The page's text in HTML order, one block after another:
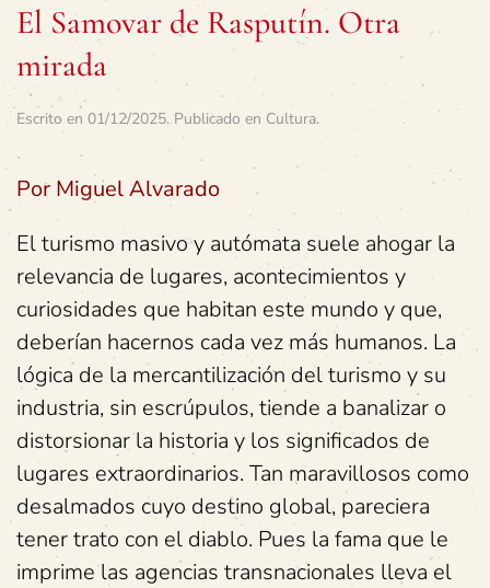
El Samovar de Rasputín. Otra
mirada
Escrito en 01/12/2025. Publicado en Cultura.
Por Miguel Alvarado
El turismo masivo y autómata suele ahogar la
relevancia de lugares, acontecimientos y
curiosidades que habitan este mundo y que,
deberían hacernos cada vez más humanos. La
lógica de la mercantilización del turismo y su
industria, sin escrúpulos, tiende a banalizar o
distorsionar la historia y los significados de
lugares extraordinarios. Tan maravillosos como
desalmados cuyo destino global, pareciera
tener trato con el diablo. Pues la fama que le
imprime las agencias transnacionales lleva el